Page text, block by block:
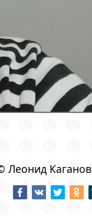
Леонид Каганов